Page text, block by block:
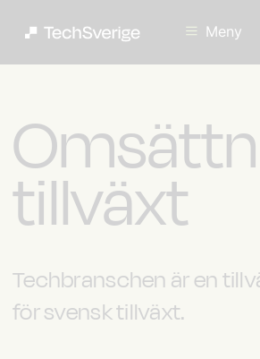
Meny
tillväxt
Techbranschen är en
för svensk tillväxt.